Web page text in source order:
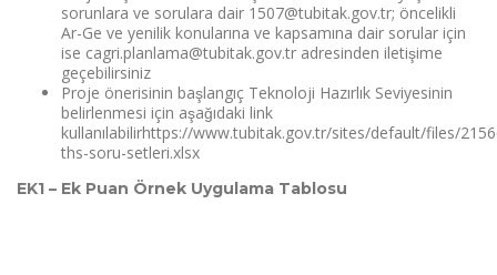
sorunlara ve sorulara dair 1507@tubitak.gov.tr; öncelikli
Ar-Ge ve yenilik konularına ve kapsamına dair sorular için
ise cagri.planlama@tubitak.gov.tr adresinden iletişime
geçebilirsiniz
Proje önerisinin başlangıç Teknoloji Hazırlık Seviyesinin
belirlenmesi için aşağıdaki link
kullanılabilirhttps://www.tubitak.gov.tr/sites/default/files/
ths-soru-setleri.xlsx
EK1 – Ek Puan Örnek Uygulama Tablosu